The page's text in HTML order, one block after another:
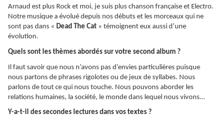
Arnaud est plus Rock et moi, je suis plus chanson française et Electro.
Notre musique a évolué depuis nos débuts et les morceaux qui ne
sont pas dans « Dead The Cat » témoignent eux aussi d’une
évolution.
Quels sont les thèmes abordés sur votre second album ?
Il faut savoir que nous n’avons pas d’envies particulières puisque
nous partons de phrases rigolotes ou de jeux de syllabes. Nous
parlons de tout ce qui nous touche. Nous pouvons aborder les
relations humaines, la société, le monde dans lequel nous vivons…
Y-a-t-il des secondes lectures dans vos textes ?